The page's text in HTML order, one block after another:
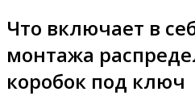
Что включает в
монтажа
коробок под ключ